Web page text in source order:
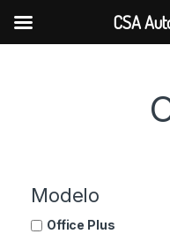
Modelo
Office Plus
CSA